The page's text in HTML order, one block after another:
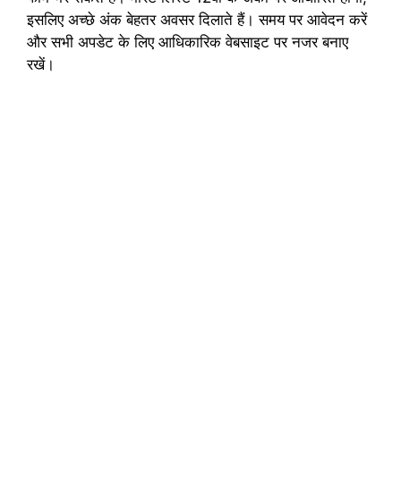
इसलिए अच्छे अंक बेहतर अवसर दिलाते हैं। समय पर आवेदन करें
और सभी अपडेट के लिए आधिकारिक वेबसाइट पर नजर बनाए
रखें।